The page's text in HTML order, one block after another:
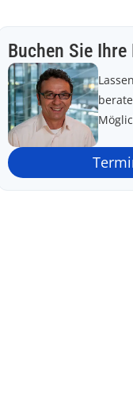
Buchen Sie Ihre